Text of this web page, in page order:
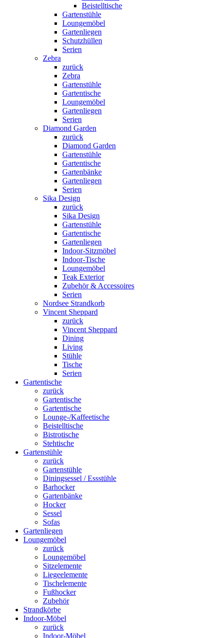
Beistelltische
Gartenstühle
Loungemöbel
Gartenliegen
Schutzhüllen
Serien
Zebra
zurück
Zebra
Gartenstühle
Gartentische
Loungemöbel
Gartenliegen
Serien
Diamond Garden
zurück
Diamond Garden
Gartenstühle
Gartentische
Gartenbänke
Gartenliegen
Serien
Sika Design
zurück
Sika Design
Gartenstühle
Gartentische
Gartenliegen
Indoor-Sitzmöbel
Indoor-Tische
Loungemöbel
Teak Exterior
Zubehör & Accessoires
Serien
Nordsee Strandkorb
Vincent Sheppard
zurück
Vincent Sheppard
Dining
Living
Stühle
Tische
Serien
Gartentische
zurück
Gartentische
Gartentische
Lounge-/Kaffeetische
Beistelltische
Bistrotische
Stehtische
Gartenstühle
zurück
Gartenstühle
Diningsessel / Essstühle
Barhocker
Gartenbänke
Hocker
Sessel
Sofas
Gartenliegen
Loungemöbel
zurück
Loungemöbel
Sitzelemente
Liegeelemente
Tischelemente
Fußhocker
Zubehör
Strandkörbe
Indoor-Möbel
zurück
Indoor-Möbel